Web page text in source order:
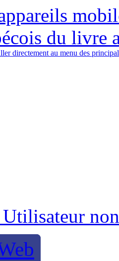
du livre
directement au menu des
Utilisateur